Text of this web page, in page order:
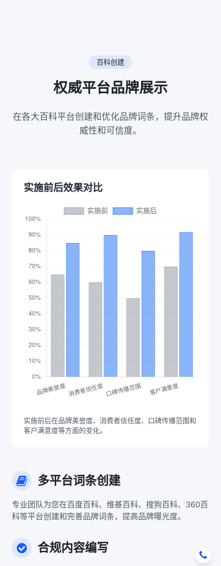
百科创建
权威平台品牌展示
在各大百科平台创建和优化品牌词条，提升品牌权
威性和可信度。
多平台词条创建
专业团队为您在百度百科、维基百科、搜狗百科、360百
科等平台创建和完善品牌词条，提高品牌曝光度。
合规内容编写
实施前后效果对比
实施前后在品牌美誉度、消费者信任度、口碑传播范围和
客户满意度等方面的变化。